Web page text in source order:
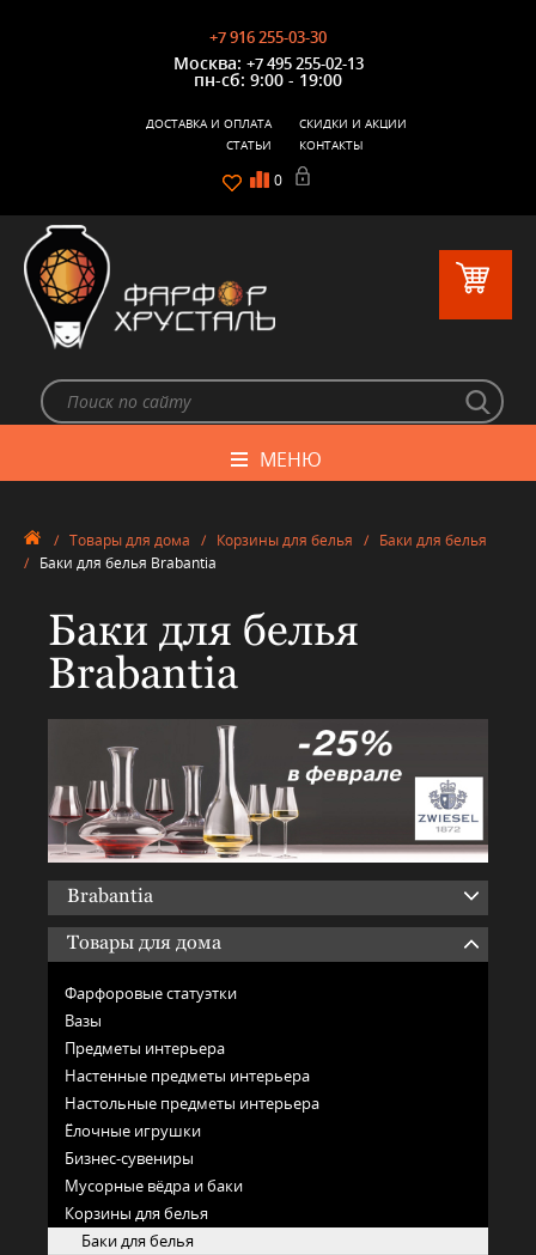
+7 916 255-03-30
Москва: +7 495 255-02-13
пн-сб: 9:00 - 19:00
0
ДОСТАВКА И ОПЛАТА
СКИДКИ И АКЦИИ
СТАТЬИ
КОНТАКТЫ
МЕНЮ
/ Товары для дома / Корзины для белья / Баки для белья
/ Баки для белья Brabantia
Баки для белья
Brabantia
Brabantia
Товары для дома
Фарфоровые статуэтки
Вазы
Предметы интерьера
Настенные предметы интерьера
Настольные предметы интерьера
Ёлочные игрушки
Бизнес-сувениры
Мусорные вёдра и баки
Корзины для белья
Баки для белья